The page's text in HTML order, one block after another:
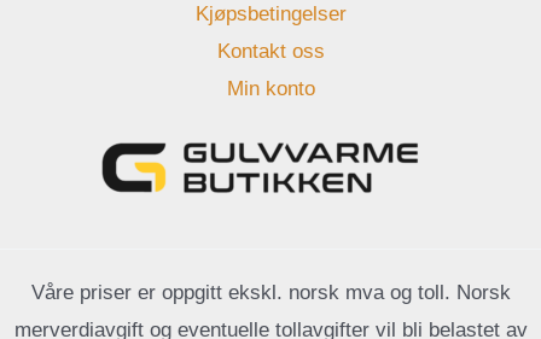
Kjøpsbetingelser
Kontakt oss
Min konto
Våre priser er oppgitt ekskl. norsk mva og toll. Norsk
merverdiavgift og eventuelle tollavgifter vil bli belastet av